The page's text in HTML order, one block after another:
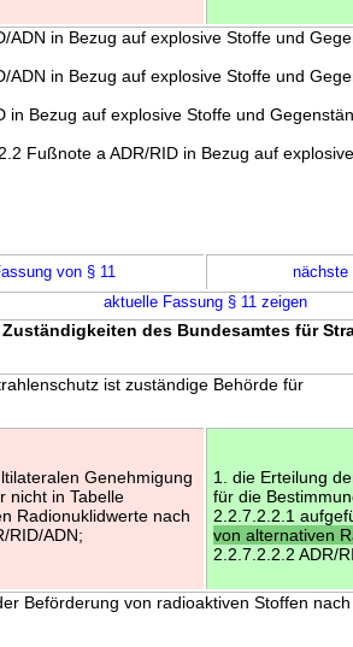
ADN in Bezug auf explosive Stoffe und
ADN in Bezug auf explosive Stoffe und
in Bezug auf explosive Stoffe und
Fußnote a ADR/RID in Bezug auf
von § 11
aktuelle Fassung § 11 zeigen
Zuständigkeiten des Bundesamtes für
ist zuständige Behörde für
Genehmigung
nicht in Tabelle
Radionuklidwerte nach
RID/ADN;
1. die Erteilung
für die
2.2.7.2.2.1
von alternativen
2.2.7.2.2.2 ADR/
Beförderung von radioaktiven Stoffen